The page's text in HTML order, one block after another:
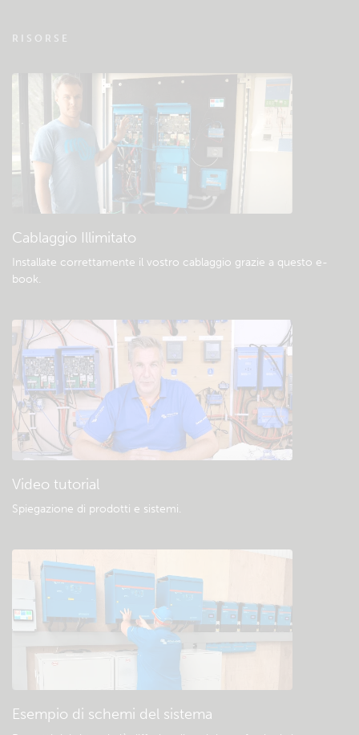
Verificate la base di conoscenze della
comunità
Download e documentazione generali
RISORSE
Cablaggio Illimitato
Installate correttamente il vostro cablaggio grazie a questo e-
book.
Video tutorial
Spiegazione di prodotti e sistemi.
Esempio di schemi del sistema